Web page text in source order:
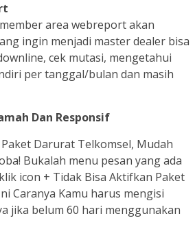
area webreport akan
ingin menjadi master dealer bisa
cek mutasi, mengetahui
per tanggal/bulan dan masih
Dan Responsif
Darurat Telkomsel, Mudah
Bukalah menu pesan yang ada
icon + Tidak Bisa Aktifkan Paket
Caranya Kamu harus mengisi
jika belum 60 hari menggunakan